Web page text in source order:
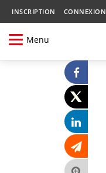
INSCRIPTION CONNEXION
Menu